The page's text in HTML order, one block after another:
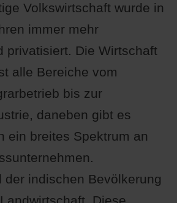
Volkswirtschaft wurde in
immer mehr
privatisiert. Die Wirtschaft
alle Bereiche vom
bis zur
daneben gibt es
ein breites Spektrum an
der indischen Bevölkerung